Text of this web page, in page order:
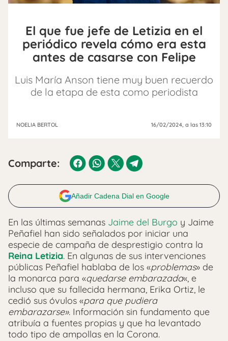
El que fue jefe de Letizia en el
periódico revela cómo era esta
antes de casarse con Felipe
Luis María Anson tiene muy buen recuerdo
de la etapa de esta como periodista
NOELIA BERTOL 16/02/2024, a las 13:10
Comparte:
Añadir Cadena Dial en Google
En las últimas semanas Jaime del Burgo y Jaime
Peñafiel han sido señalados por iniciar una
especie de campaña de desprestigio contra la
Reina Letizia. En algunas de sus intervenciones
públicas Peñafiel hablaba de los «problemas» de
la monarca para «quedarse embarazada«, e
incluso que su fallecida hermana, Erika Ortiz, le
cedió sus óvulos «para que pudiera
embarazarse». Información sin fundamento que
atribuía a fuentes propias y que ha levantado
todo tipo de ampollas en la Corona.